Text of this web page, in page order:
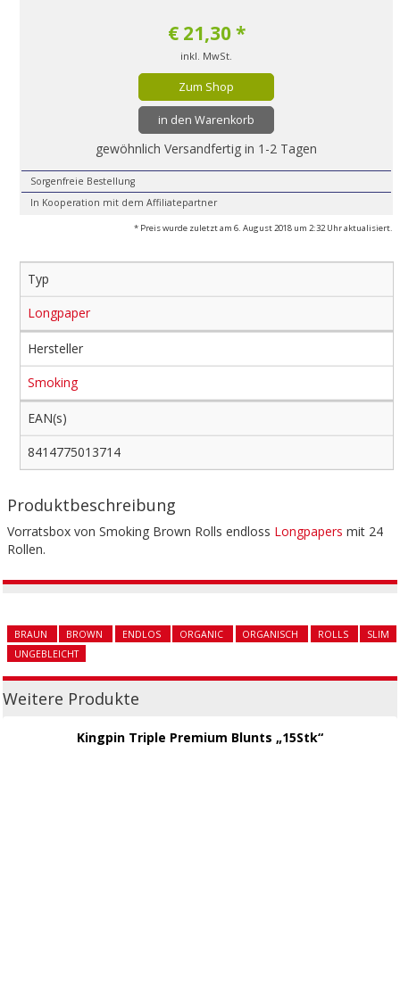
€ 21,30*
inkl. MwSt.
Zum Shop
in den Warenkorb
gewöhnlich Versandfertig in 1-2 Tagen
Sorgenfreie Bestellung
In Kooperation mit dem Affiliatepartner
* Preis wurde zuletzt am 6. August 2018 um 2:32 Uhr aktualisiert.
Typ
Longpaper
Hersteller
Smoking
EAN(s)
8414775013714
Produktbeschreibung
Vorratsbox von Smoking Brown Rolls endloss Longpapers mit 24
Rollen.
BRAUN BROWN ENDLOS ORGANIC ORGANISCH ROLLS
SLIM
UNGEBLEICHT
Weitere Produkte
Kingpin Triple Premium Blunts „15Stk“